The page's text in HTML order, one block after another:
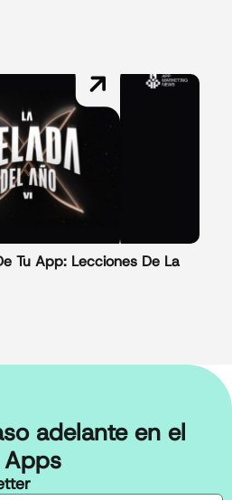
Tu App: Lecciones De La
adelante en el